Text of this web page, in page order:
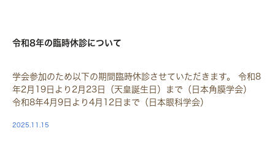
令和8年の臨時休診について
学会参加のため以下の期間臨時休診させていただきます。 令和8
年2月19日より2月23日（天皇誕生日）まで（日本角膜学会）
令和8年4月9日より4月12日まで（日本眼科学会）
2025.11.15